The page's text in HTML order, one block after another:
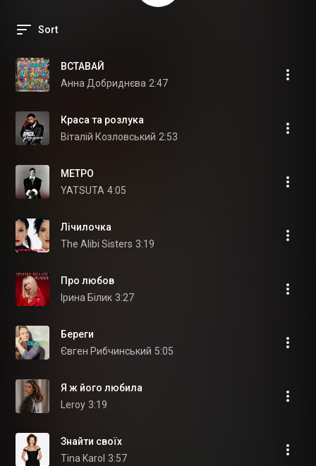
Sort
ВСТАВАЙ
Анна Добриднєва 2:47
Краса та розлука
Віталій Козловський 2:53
МЕТРО
YATSUTA 4:05
Лічилочка
The Alibi Sisters 3:19
Про любов
Ірина Білик 3:27
Береги
Євген Рибчинський 5:05
Я ж його любила
Leroy 3:19
Знайти своїх
Tina Karol 3:57